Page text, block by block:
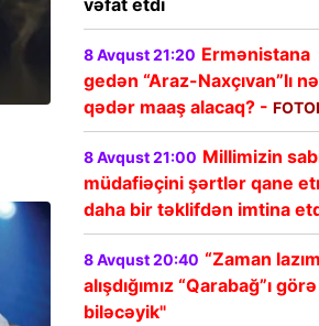
vəfat etdi
8 Avqust 21:20 Ermənistana
gedən “Araz-Naxçıvan”lı nə
qədər maaş alacaq? -
8 Avqust 21:00 Millimizin
müdafiəçini şərtlər qane
daha bir təklifdən imtina
8 Avqust 20:40 “Zaman
alışdığımız “Qarabağ”ı görə
biləcəyik"